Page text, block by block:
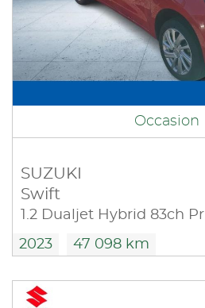
Occasion
SUZUKI
Swift
1.2 Dualjet Hybrid 83ch
2023 47 098 km